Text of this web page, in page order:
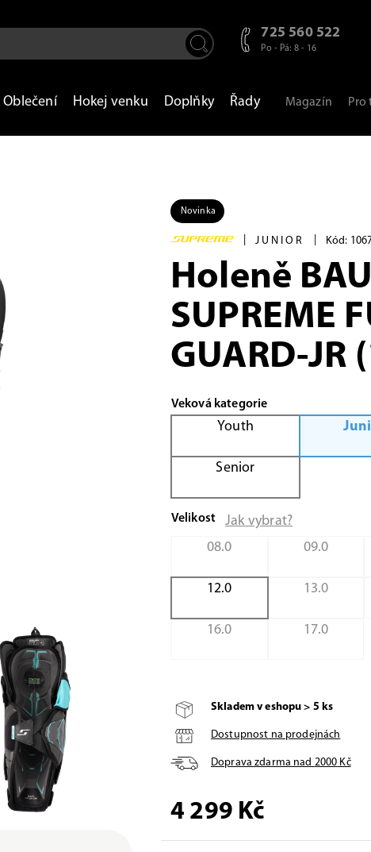
725 560 522
Po - Pá: 8 - 16
Oblečení Hokej venku Doplňky Řady Magazín Pro
Novinka
JUNIOR Kód:
Holeně
SUPREME
GUARD-JR
Veková kategorie
Youth
Senior
Velikost
Jak vybrat?
08.0
09.0
12.0 13.0
16.0 17.0
Skladem v eshopu > 5 ks
Dostupnost na prodejnách
Doprava zdarma nad 2000 Kč
4 299 Kč